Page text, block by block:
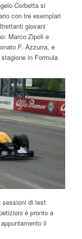
Corbetta si
con tre esemplari
giovani
Marco Zipoli e
F. Azzurra, e
in Formula
sessioni di test
è pronto a
il